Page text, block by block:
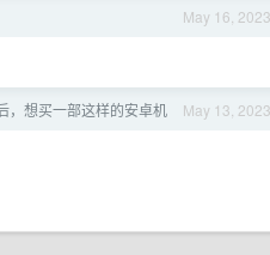
May 16, 2023
May 13, 2023
，想买一部这样的安卓机